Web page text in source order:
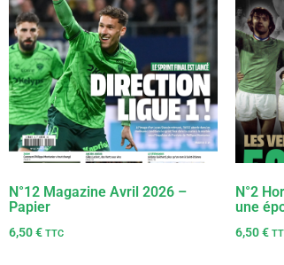
N°12 Magazine Avril 2026 –
Papier
6,50€ TTC
N°2
une
6,50€